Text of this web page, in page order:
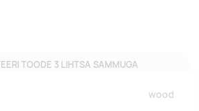
TOODE 3 LIHTSA SAMMUGA
wood